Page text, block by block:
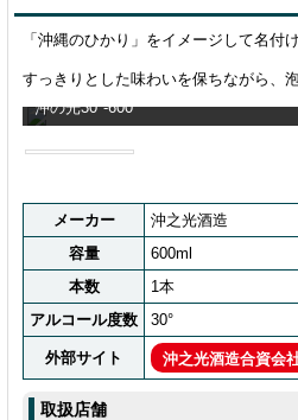
「沖縄のひかり」をイメージして名付
すっきりとした味わいを保ちながら、
沖の光30°-600
メーカー
沖之光酒造
容量
600ml
本数
1本
アルコール度数
30°
外部サイト 沖之光酒造合資会
取扱店舗